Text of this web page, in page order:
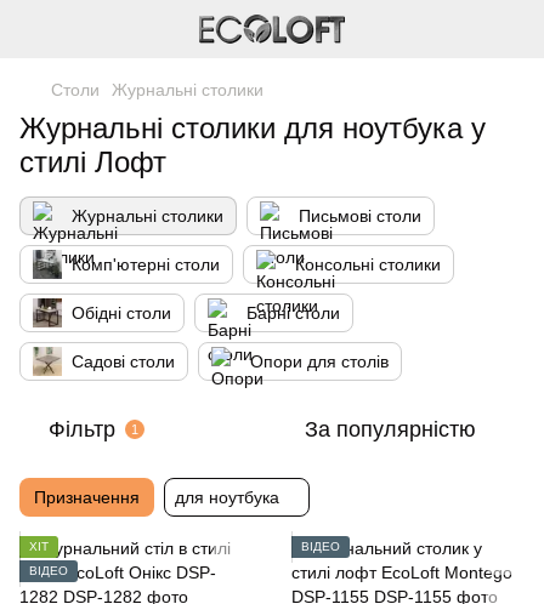
Столи Журнальні столики
Журнальні столики для ноутбука у
стилі Лофт
Журнальні столики Письмові столи
Комп'ютерні столи Консольні столики
Обідні столи Барні столи
Садові столи Опори для столів
Фільтр 1 За популярністю
Призначення для ноутбука
ХІТ
ВІДЕО
ВІДЕО